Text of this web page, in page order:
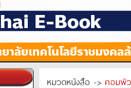
หมวดหนังสือ -> คอมพิ